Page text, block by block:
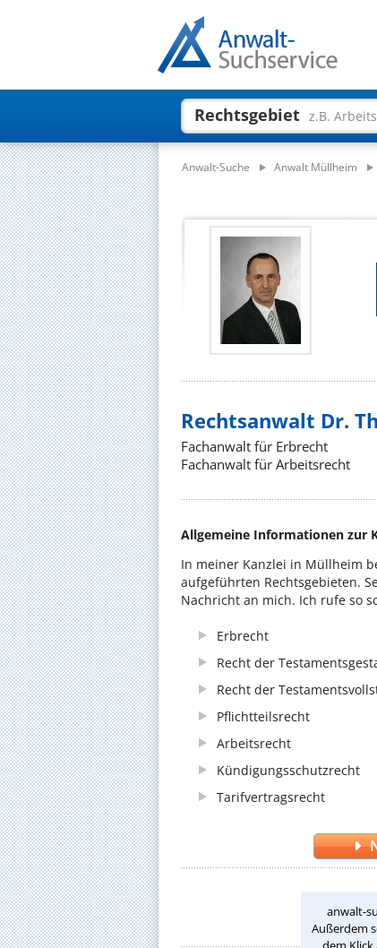
anwalt-
Außerdem
Rechtsgebiet z.B.
Anwalt-Suche Anwalt Müllheim
Rechtsanwalt Dr.
Fachanwalt für Erbrecht
Fachanwalt für Arbeitsrecht
Allgemeine Informationen zur
In meiner Kanzlei in Müllheim
aufgeführten Rechtsgebieten.
Nachricht an mich. Ich rufe so
Erbrecht
Recht der
Recht der
Pflichtteilsrecht
Arbeitsrecht
Kündigungsschutzrecht
Tarifvertragsrecht